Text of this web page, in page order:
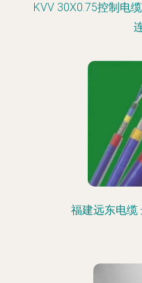
KVV 30X0.75控制电
福建远东电缆